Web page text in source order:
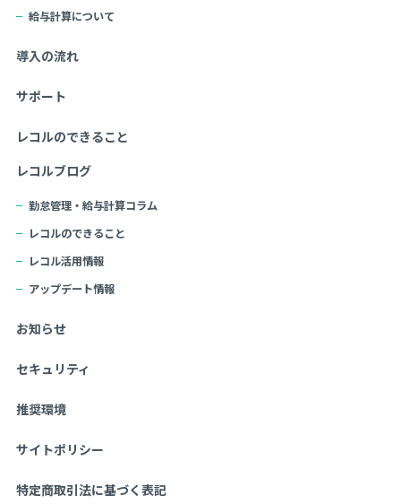
給与計算について
導入の流れ
サポート
レコルのできること
レコルブログ
勤怠管理・給与計算コラム
レコルのできること
レコル活用情報
アップデート情報
お知らせ
セキュリティ
推奨環境
サイトポリシー
特定商取引法に基づく表記